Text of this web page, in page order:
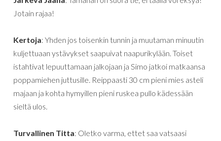
Jotain rajaa!
Kertoja: Yhden jos toisenkin tunnin ja muutaman minuutin
kuljettuaan ystävykset saapuivat naapurikylään. Toiset
istahtivat lepuuttamaan jalkojaan ja Simo jatkoi matkaansa
poppamiehen juttusille. Reippaasti 30 cm pieni mies asteli
majaan ja kohta hymyillen pieni ruskea pullo kädessään
sieltä ulos.
Turvallinen Titta: Oletko varma, ettet saa vatsaasi